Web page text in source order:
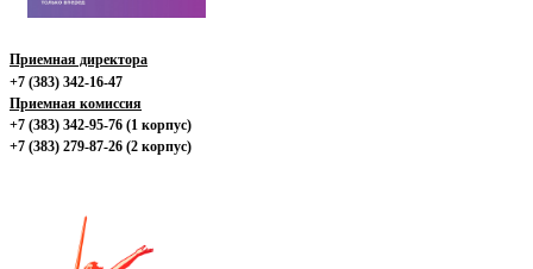
Приемная директора
+7 (383) 342-16-47
Приемная комиссия
+7 (383) 342-95-76 (1 корпус)
+7 (383) 279-87-26 (2 корпус)